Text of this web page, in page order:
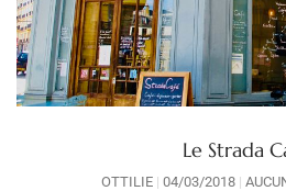
Le Strada
OTTILIE 04/03/2018